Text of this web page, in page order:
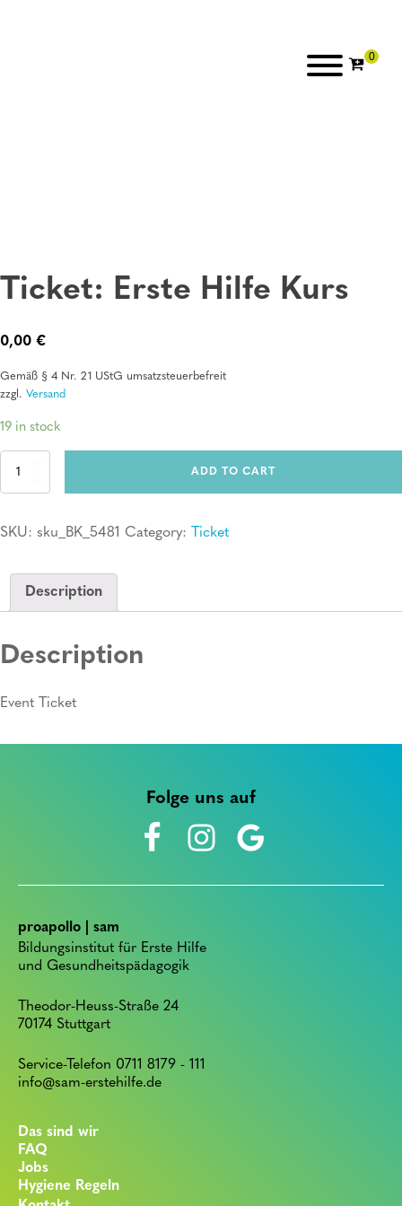
Ticket: Erste Hilfe Kurs
0,00 €
Gemäß § 4 Nr. 21 UStG umsatzsteuerbefreit
zzgl. Versand
19 in stock
Ticket:
quantity
ADD TO CART
SKU: sku_BK_5481 Category: Ticket
Description
Description
Event Ticket
Folge uns auf
proapollo | sam
Bildungsinstitut für Erste Hilfe
und Gesundheitspädagogik
Theodor-Heuss-Straße 24
70174 Stuttgart
Service-Telefon 0711 8179 - 111
info@sam-erstehilfe.de
Das sind wir
FAQ
Jobs
Hygiene Regeln